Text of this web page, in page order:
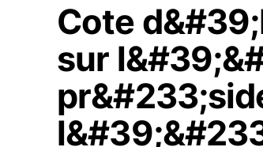
Cote
sur